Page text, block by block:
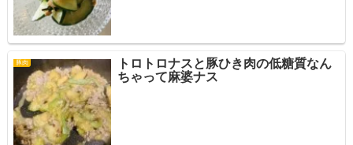
豚肉
トロトロナスと豚ひき肉の低糖質なん
ちゃって麻婆ナス